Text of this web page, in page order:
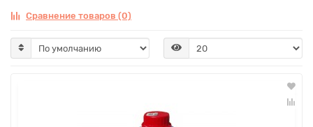
Сравнение товаров (0)